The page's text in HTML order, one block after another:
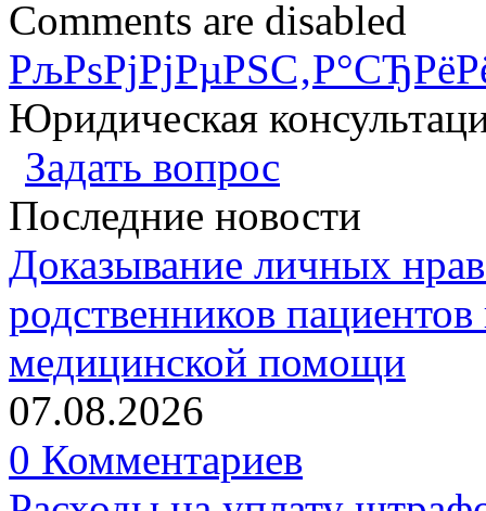
Comments are disabled
Юридическая
Задать вопрос
Последние новости
Доказывание личных
родственников
медицинской помощи
07.08.2026
0 Комментариев